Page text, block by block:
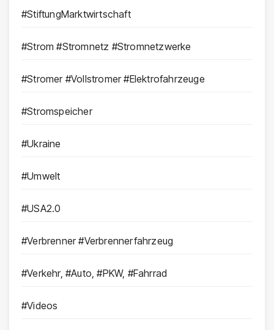
#StiftungMarktwirtschaft
#Strom #Stromnetz #Stromnetzwerke
#Stromer #Vollstromer #Elektrofahrzeuge
#Stromspeicher
#Ukraine
#Umwelt
#USA2.0
#Verbrenner #Verbrennerfahrzeug
#Verkehr, #Auto, #PKW, #Fahrrad
#Videos